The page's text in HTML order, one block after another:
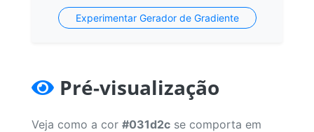
Experimentar Gerador de Gradiente
Pré-visualização
Veja como a cor #031d2c se comporta em